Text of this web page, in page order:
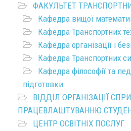
ФАКУЛЬТЕТ
Кафедра вищої
Кафедра Транспортних
Кафедра організації і
Кафедра Транспортних
Кафедра філософії та
підготовки
ВІДДІЛ ОРГАНІЗАЦІЇ
ПРАЦЕВЛАШТУВАННЮ
ЦЕНТР ОСВІТНІХ ПОСЛУГ